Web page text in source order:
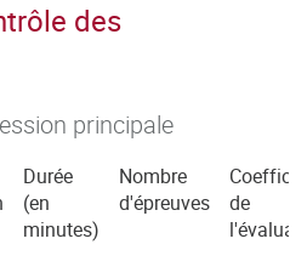
des
principale
Durée
(en
minutes)
Nombre
d'épreuves
de